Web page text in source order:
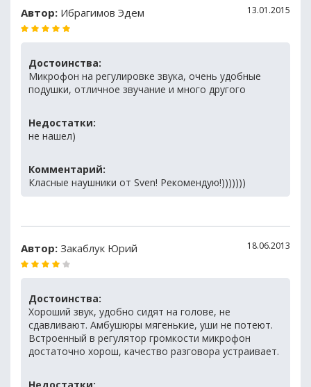
Автор: Ибрагимов Эдем 13.01.2015
Достоинства:
Микрофон на регулировке звука, очень удобные
подушки, отличное звучание и много другого
Недостатки:
не нашел)
Комментарий:
Класные наушники от Sven! Рекомендую!)))))))
Автор: Закаблук Юрий 18.06.2013
Достоинства:
Хороший звук, удобно сидят на голове, не
сдавливают. Амбушюры мягенькие, уши не потеют.
Встроенный в регулятор громкости микрофон
достаточно хорош, качество разговора устраивает.